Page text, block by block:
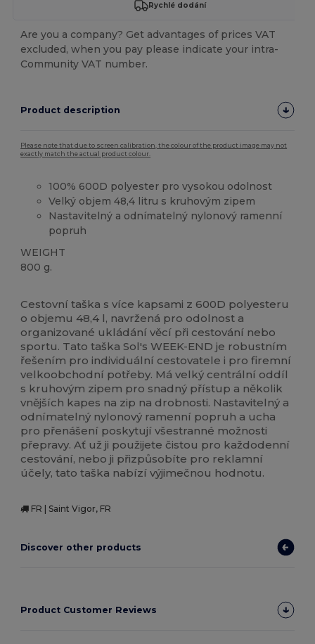
Rychlé dodání
Are you a company? Get advantages of prices VAT
excluded, when you pay please indicate your intra-
Community VAT number.
Product description
Please note that due to screen calibration, the colour of the product image may not
exactly match the actual product colour.
100% 600D polyester pro vysokou odolnost
Velký objem 48,4 litru s kruhovým zipem
Nastavitelný a odnímatelný nylonový ramenní
popruh
WEIGHT
800 g.
Cestovní taška s více kapsami z 600D polyesteru
o objemu 48,4 l, navržená pro odolnost a
organizované ukládání věcí při cestování nebo
sportu. Tato taška Sol's WEEK-END je robustním
řešením pro individuální cestovatele i pro firemní
velkoobchodní potřeby. Má velký centrální oddíl
s kruhovým zipem pro snadný přístup a několik
vnějších kapes na zip na drobnosti. Nastavitelný a
odnímatelný nylonový ramenní popruh a ucha
pro přenášení poskytují všestranné možnosti
přepravy. Ať už ji použijete čistou pro každodenní
cestování, nebo ji přizpůsobíte pro reklamní
účely, tato taška nabízí výjimečnou hodnotu.
FR | Saint Vigor, FR
Discover other products
Product Customer Reviews